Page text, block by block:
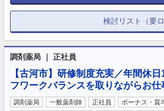
検討リスト（要ロ
調剤薬局 ｜ 正社員
【古河市】研修制度充実／年間休
フワークバランスを取りながらお仕
調剤薬局 一般薬剤師 正社員
ボーナス・賞